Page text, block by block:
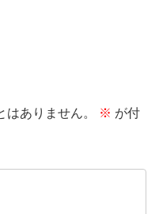
ありません。 ※ が付